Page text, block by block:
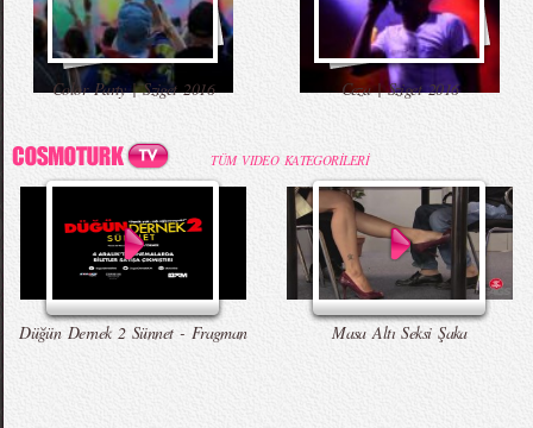
Color Party | Sziget 2016 Ceza | Sziget 2016
TÜM VIDEO KATEGORİLERİ
Düğün Dernek 2 Sünnet - Fragman Masa Altı Seksi Şaka